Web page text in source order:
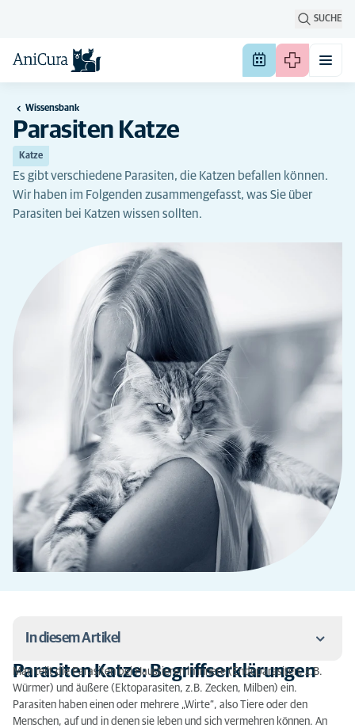
SUCHE
Wissensbank
Parasiten Katze
Katze
Es gibt verschiedene Parasiten, die Katzen befallen können.
Wir haben im Folgenden zusammengefasst, was Sie über
Parasiten bei Katzen wissen sollten.
In diesem Artikel
Parasiten Katze: Begriffserklärungen
Parasiten Katze: Was macht sie problematisch?
Parasiten Katze: Begriffserklärungen
Man teilt die Parasiten bei Haustieren in innere (Endoparasiten, z.B.
Würmer) und äußere (Ektoparasiten, z.B. Zecken, Milben) ein.
Parasiten haben einen oder mehrere „Wirte“, also Tiere oder den
Menschen, auf und in denen sie leben und sich vermehren können. An